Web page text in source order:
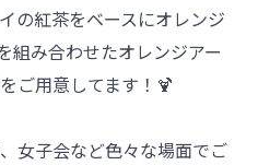
の紅茶をベースにオレンジ
組み合わせたオレンジアー
ご用意してます！🍹
女子会など色々な場面でご